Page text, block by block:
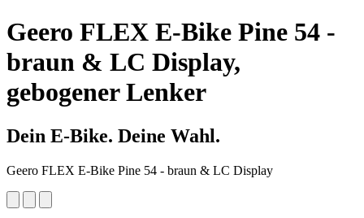
Geero FLEX E-Bike Pine 54 -
braun & LC Display,
gebogener Lenker
Dein E-Bike. Deine Wahl.
Geero FLEX E-Bike Pine 54 - braun & LC Display